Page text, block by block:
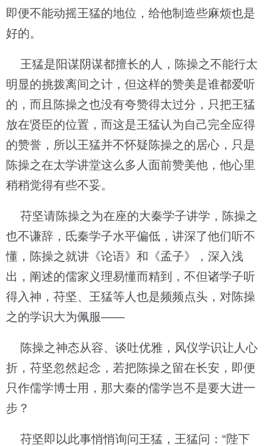
即便不能动摇王猛的地位，给他制造些麻烦也是
好的。
王猛是阳谋阴谋都擅长的人，陈操之不能行太
明显的挑拨离间之计，但这样的赞美是谁都爱听
的，而且陈操之也没有夸赞得太过分，只把王猛
放在贤臣的位置，而这是王猛认为自己完全应得
的赞誉，所以王猛并不怀疑陈操之的居心，只是
陈操之在太学讲堂这么多人面前赞美他，他心里
稍稍觉得有些不妥。
苻坚请陈操之为在座的大秦学子讲学，陈操之
也不谦辞，氐秦学子水平偏低，讲深了他们听不
懂，陈操之就讲《论语》和《孟子》，深入浅
出，阐述的儒家义理易懂而精到，不但诸学子听
得入神，苻坚、王猛等人也是频频点头，对陈操
之的学识大为佩服——
陈操之神态从容、谈吐优雅，风仪学识让人心
折，苻坚忽然起念，若把陈操之留在长安，即便
只作儒学博士用，那大秦的儒学岂不是要大进一
步？
苻坚即以此事悄悄询问王猛，王猛问：“陛下